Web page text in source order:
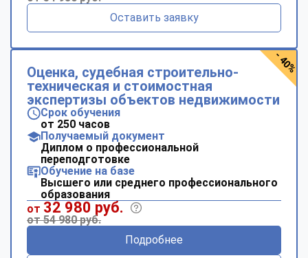
Оставить заявку
Оценка, судебная строительно-
техническая и стоимостная
экспертизы объектов недвижимости
Срок обучения
от 250 часов
Получаемый документ
Диплом о профессиональной
переподготовке
Обучение на базе
Высшего или среднего профессионального
образования
от 32 980 руб.
от 54 980 руб.
Подробнее
- 40%